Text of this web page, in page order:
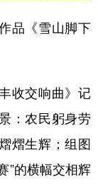
品《雪山脚下
收交响曲》记
：农民躬身劳
熠生辉；组图
”的横幅交相辉